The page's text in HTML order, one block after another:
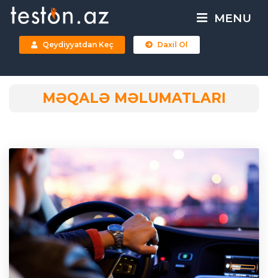
MENU
Qeydiyyatdan Keç Daxil Ol
MƏQALƏ MƏLUMATLARI